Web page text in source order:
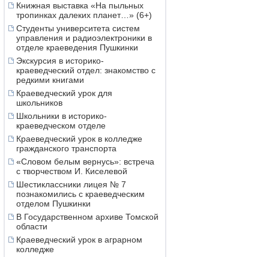
Книжная выставка «На пыльных
тропинках далеких планет…» (6+)
Студенты университета систем
управления и радиоэлектроники в
отделе краеведения Пушкинки
Экскурсия в историко-
краеведческий отдел: знакомство с
редкими книгами
Краеведческий урок для
школьников
Школьники в историко-
краеведческом отделе
Краеведческий урок в колледже
гражданского транспорта
«Словом белым вернусь»: встреча
с творчеством И. Киселевой
Шестиклассники лицея № 7
познакомились с краеведческим
отделом Пушкинки
В Государственном архиве Томской
области
Краеведческий урок в аграрном
колледже